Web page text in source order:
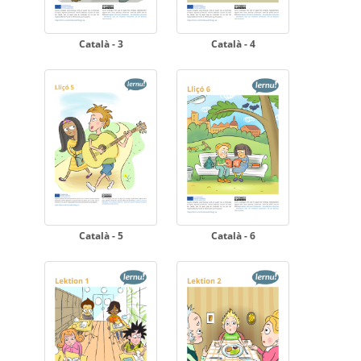
Català - 3 Català - 4
Català - 5 Català - 6